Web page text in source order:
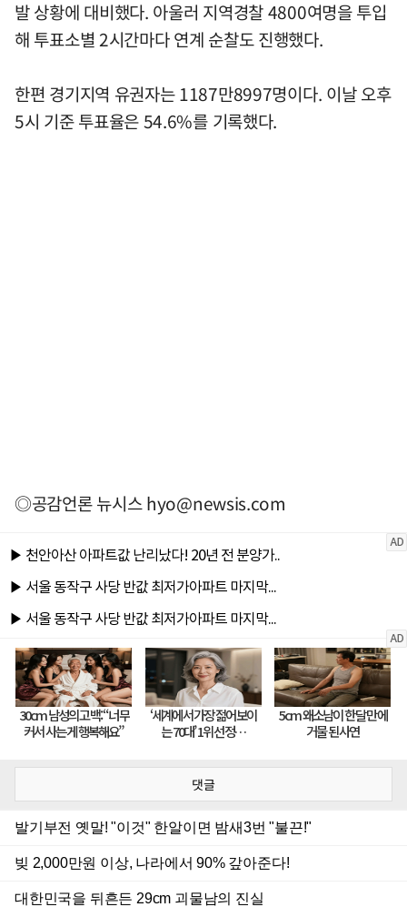
발 상황에 대비했다. 아울러 지역경찰 4800여명을 투입
해 투표소별 2시간마다 연계 순찰도 진행했다.
한편 경기지역 유권자는 1187만8997명이다. 이날 오후
5시 기준 투표율은 54.6%를 기록했다.
◎공감언론 뉴시스hyo@newsis.com
댓글